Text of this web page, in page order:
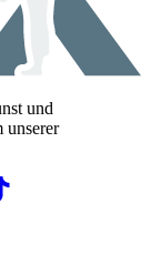
und
unserer